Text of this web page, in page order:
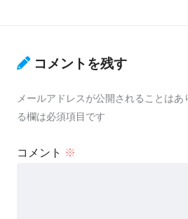
コメントを残す
メールアドレスが公開されることはあ
る欄は必須項目です
コメント ※